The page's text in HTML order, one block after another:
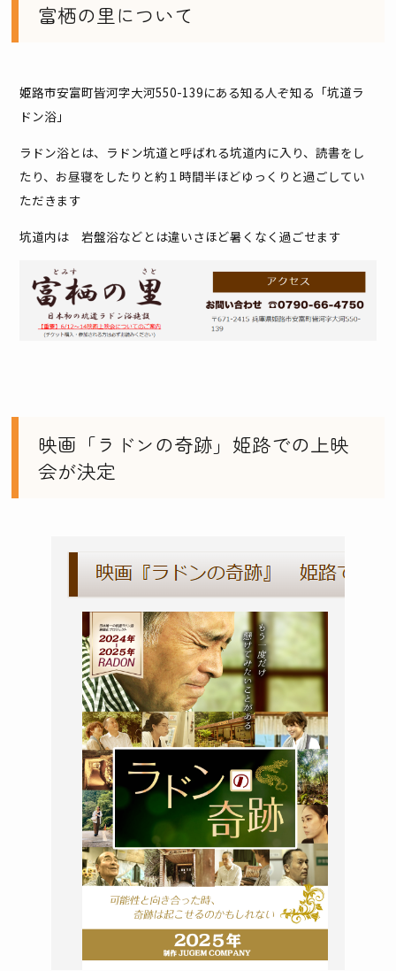
富栖の里について
姫路市安富町皆河字大河550-139にある知る人ぞ知る「坑道ラ
ドン浴」
ラドン浴とは、ラドン坑道と呼ばれる坑道内に入り、読書をし
たり、お昼寝をしたりと約１時間半ほどゆっくりと過ごしてい
ただきます
坑道内は 岩盤浴などとは違いさほど暑くなく過ごせます
映画「ラドンの奇跡」姫路での上映
会が決定